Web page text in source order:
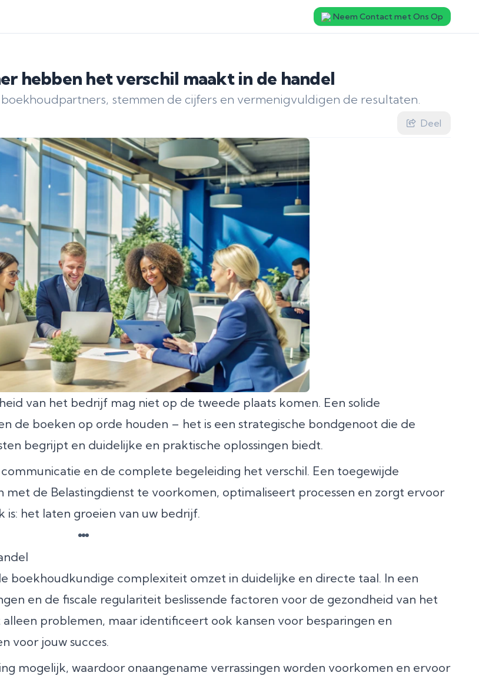
Neem Contact met Ons Op
hebben het verschil maakt in de handel
stemmen de cijfers en vermenigvuldigen de resultaten.
Deel
van het bedrijf mag niet op de tweede plaats komen. Een solide
de boeken op orde houden – het is een strategische bondgenoot die de
begrijpt en duidelijke en praktische oplossingen biedt.
en de complete begeleiding het verschil. Een toegewijde
de Belastingdienst te voorkomen, optimaliseert processen en zorgt ervoor
het laten groeien van uw bedrijf.
boekhoudkundige complexiteit omzet in duidelijke en directe taal. In een
en de fiscale regulariteit beslissende factoren voor de gezondheid van het
problemen, maar identificeert ook kansen voor besparingen en
voor jouw succes.
mogelijk, waardoor onaangename verrassingen worden voorkomen en ervoor